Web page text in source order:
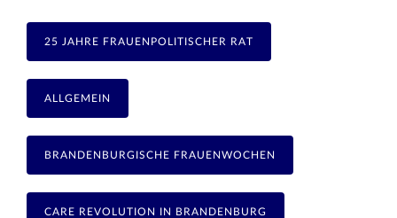
25 JAHRE FRAUENPOLITISCHER RAT
ALLGEMEIN
BRANDENBURGISCHE FRAUENWOCHEN
CARE REVOLUTION IN BRANDENBURG